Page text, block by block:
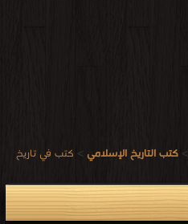
> كتب التاريخ الإسلامي > كتب في تاريخ